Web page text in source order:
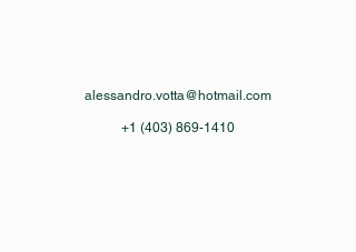
alessandro.votta@hotmail.com
+1 (403) 869-1410